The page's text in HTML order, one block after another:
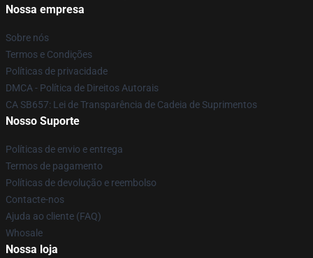
Nossa empresa
Sobre nós
Termos e Condições
Políticas de privacidade
DMCA - Política de Direitos Autorais
CA SB657: Lei de Transparência de Cadeia de Suprimentos
Nosso Suporte
Políticas de envio e entrega
Termos de pagamento
Políticas de devolução e reembolso
Contacte-nos
Ajuda ao cliente (FAQ)
Whosale
Nossa loja